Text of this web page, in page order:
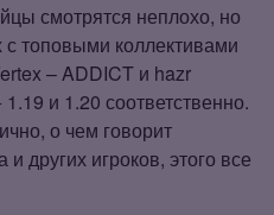
смотрятся неплохо, но
топовыми коллективами
– ADDICT и hazr
и 1.20 соответственно.
о чем говорит
других игроков, этого все